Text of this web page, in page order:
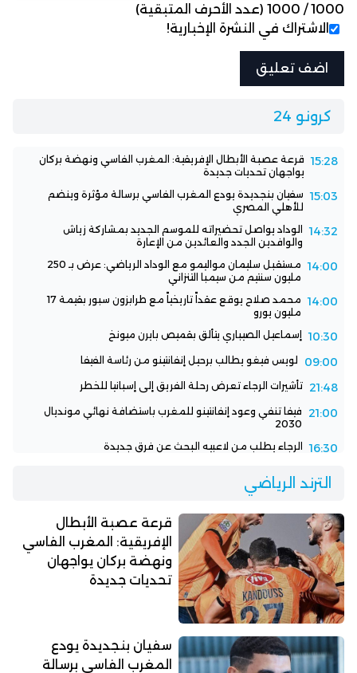
1000
/
1000 (عدد الأحرف المتبقية)
الاشتراك في النشرة الإخبارية!
كرونو 24
15:28 قرعة عصبة الأبطال الإفريقية: المغرب الفاسي ونهضة بركان
يواجهان تحديات جديدة
15:03 سفيان بنجديدة يودع المغرب الفاسي برسالة مؤثرة وينضم
للأهلي المصري
14:32
الوداد يواصل تحضيراته للموسم الجديد بمشاركة زياش
والوافدين الجدد والعائدين من الإعارة
14:00
مستقبل سليمان مواليمو مع الوداد الرياضي: عرض بـ 250
مليون سنتيم من سيمبا التنزاني
14:00
محمد صلاح يوقع عقداً تاريخياً مع طرابزون سبور بقيمة 17
مليون يورو
10:30 إسماعيل الصيباري يتألق بقميص بايرن ميونخ
09:00 لويس فيغو يطالب برحيل إنفانتينو من رئاسة الفيفا
21:48 تأشيرات الرجاء تعرض رحلة الفريق إلى إسبانيا للخطر
21:00
فيفا تنفي وعود إنفانتينو للمغرب باستضافة نهائي مونديال
2030
16:30 الرجاء يطلب من لاعبيه البحث عن فرق جديدة
الترند الرياضي
قرعة عصبة الأبطال
الإفريقية: المغرب الفاسي
ونهضة بركان يواجهان
تحديات جديدة
سفيان بنجديدة يودع
المغرب الفاسي برسالة